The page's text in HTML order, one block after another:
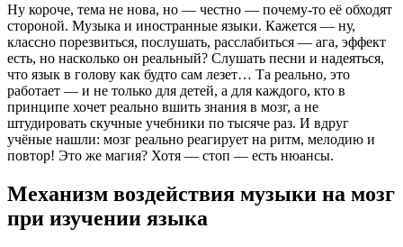
Ну короче, тема не нова, но — честно — почему-то её обходят
стороной. Музыка и иностранные языки. Кажется — ну,
классно порезвиться, послушать, расслабиться — ага, эффект
есть, но насколько он реальный? Слушать песни и надеяться,
что язык в голову как будто сам лезет… Та реально, это
работает — и не только для детей, а для каждого, кто в
принципе хочет реально вшить знания в мозг, а не
штудировать скучные учебники по тысяче раз. И вдруг
учёные нашли: мозг реально реагирует на ритм, мелодию и
повтор! Это же магия? Хотя — стоп — есть нюансы.
Механизм воздействия музыки на мозг
при изучении языка